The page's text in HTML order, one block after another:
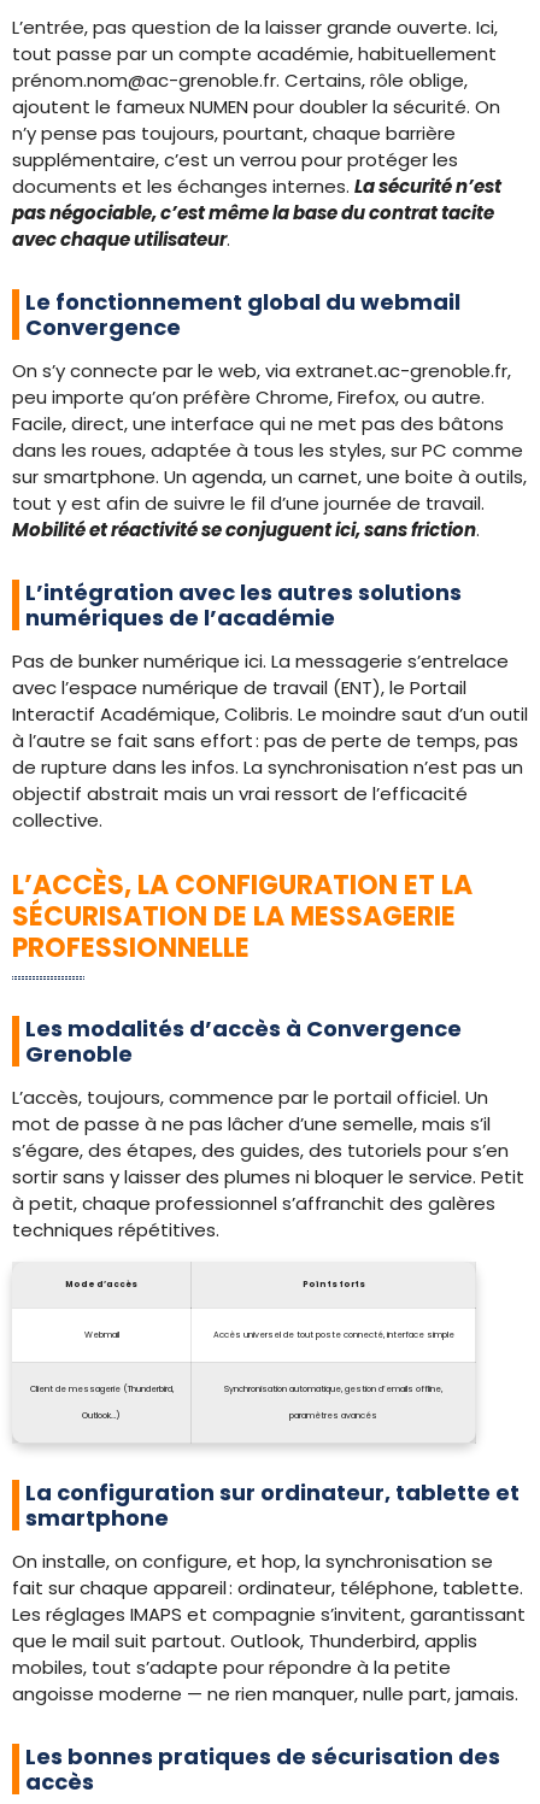
L’entrée, pas question de la laisser grande ouverte. Ici,
tout passe par un compte académie, habituellement
prénom.nom@ac-grenoble.fr. Certains, rôle oblige,
ajoutent le fameux NUMEN pour doubler la sécurité. On
n’y pense pas toujours, pourtant, chaque barrière
supplémentaire, c’est un verrou pour protéger les
documents et les échanges internes. La sécurité n’est
pas négociable, c’est même la base du contrat tacite
avec chaque utilisateur.
Le fonctionnement global du webmail
Convergence
On s’y connecte par le web, via extranet.ac-grenoble.fr,
peu importe qu’on préfère Chrome, Firefox, ou autre.
Facile, direct, une interface qui ne met pas des bâtons
dans les roues, adaptée à tous les styles, sur PC comme
sur smartphone. Un agenda, un carnet, une boite à outils,
tout y est afin de suivre le fil d’une journée de travail.
Mobilité et réactivité se conjuguent ici, sans friction.
L’intégration avec les autres solutions
numériques de l’académie
Pas de bunker numérique ici. La messagerie s’entrelace
avec l’espace numérique de travail (ENT), le Portail
Interactif Académique, Colibris. Le moindre saut d’un outil
à l’autre se fait sans effort : pas de perte de temps, pas
de rupture dans les infos. La synchronisation n’est pas un
objectif abstrait mais un vrai ressort de l’efficacité
collective.
L’ACCÈS, LA CONFIGURATION ET LA
SÉCURISATION DE LA MESSAGERIE
PROFESSIONNELLE
Les modalités d’accès à Convergence
Grenoble
L’accès, toujours, commence par le portail officiel. Un
mot de passe à ne pas lâcher d’une semelle, mais s’il
s’égare, des étapes, des guides, des tutoriels pour s’en
sortir sans y laisser des plumes ni bloquer le service. Petit
à petit, chaque professionnel s’affranchit des galères
techniques répétitives.
Mode d’accès Points forts
Webmail Accès universel de tout poste connecté, interface simple
Client de messagerie (Thunderbird,
Outlook…)
Synchronisation automatique, gestion d’emails offline,
paramètres avancés
La configuration sur ordinateur, tablette et
smartphone
On installe, on configure, et hop, la synchronisation se
fait sur chaque appareil : ordinateur, téléphone, tablette.
Les réglages IMAPS et compagnie s’invitent, garantissant
que le mail suit partout. Outlook, Thunderbird, applis
mobiles, tout s’adapte pour répondre à la petite
angoisse moderne — ne rien manquer, nulle part, jamais.
Les bonnes pratiques de sécurisation des
accès